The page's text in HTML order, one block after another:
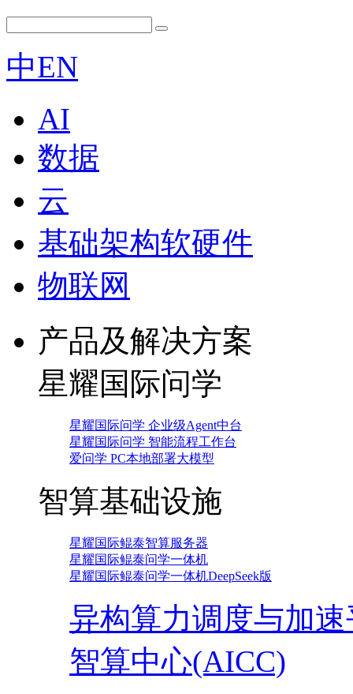
中EN
AI
数据
云
基础架构软硬件
物联网
产品及解决方案
星耀国际问学
星耀国际问学 企业级Agent中台
星耀国际问学 智能流程工作台
爱问学 PC本地部署大模型
智算基础设施
星耀国际鲲泰智算服务器
星耀国际鲲泰问学一体机
星耀国际鲲泰问学一体机DeepSeek版
异构算力调度与加
智算中心(AICC)